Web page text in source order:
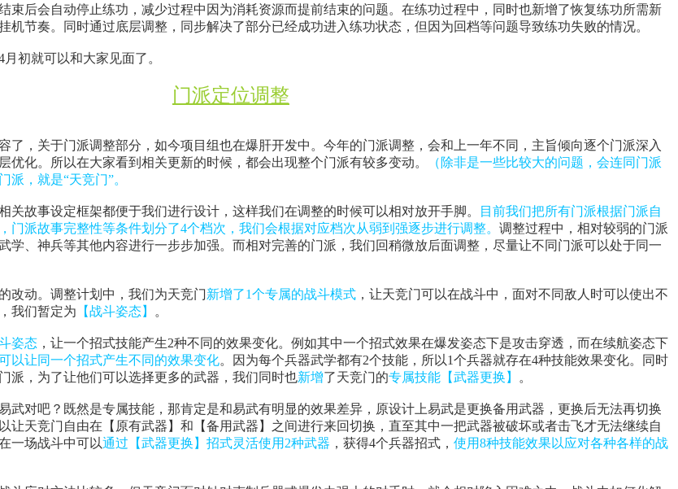
束后会自动停止练功，减少过程中因为消耗资源而提前结束的问题。在练功过程中，同时也新增了恢复练功所需新
机节奏。同时通过底层调整，同步解决了部分已经成功进入练功状态，但因为回档等问题导致练功失败的情况。
初就可以和大家见面了。
门派定位调整
了，关于门派调整部分，如今项目组也在爆肝开发中。今年的门派调整，会和上一年不同，主旨倾向逐个门派深入
优化。所以在大家看到相关更新的时候，都会出现整个门派有较多变动。
（除非是一些比较大的问题，会连同门派
派，就是“天竞门”。
关故事设定框架都便于我们进行设计，这样我们在调整的时候可以相对放开手脚。
目前我们把所有门派根据门派自
门派故事完整性等条件划分了4个档次，我们会根据对应档次从弱到强逐步进行调整。 调整过程中，相对较弱的门派
学、神兵等其他内容进行一步步加强。而相对完善的门派，我们回稍微放后面调整，尽量让不同门派可以处于同一
改动。调整计划中，我们为天竞门新增了1个专属的战斗模式 ，让天竞门可以在战斗中，面对不同敌人时可以使出不
我们暂定为 【战斗姿态】 。
姿态 ，让一个招式技能产生2种不同的效果变化。例如其中一个招式效果在爆发姿态下是攻击穿透，而在续航姿态下
以让同一个招式产生不同的效果变化。
因为每个兵器武学都有2个技能，所以1个兵器就存在4种技能效果变化。同时
派，为了让他们可以选择更多的武器，我们同时也新增了天竞门的专属技能【武器更换】 。
武对吧？既然是专属技能，那肯定是和易武有明显的效果差异，原设计上易武是更换备用武器，更换后无法再切换
让天竞门自由在【原有武器】和【备用武器】之间进行来回切换，直至其中一把武器被破坏或者击飞才无法继续自
一场战斗中可以通过【武器更换】招式灵活使用2种武器 ，获得4个兵器招式， 使用8种技能效果以应对各种各样的战